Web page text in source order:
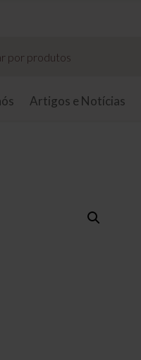
Artigos e Notícias